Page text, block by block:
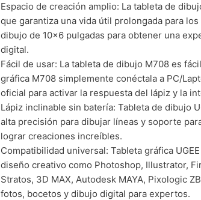
Espacio de creación amplio: La tableta de
que garantiza una vida útil prolongada para
dibujo de 10x6 pulgadas para obtener una
digital.
Fácil de usar: La tableta de dibujo M708 es
gráfica M708 simplemente conéctala a PC/
oficial para activar la respuesta del lápiz y la
Lápiz inclinable sin batería: Tableta de dibujo
alta precisión para dibujar líneas y soporte
lograr creaciones increíbles.
Compatibilidad universal: Tableta gráfica
diseño creativo como Photoshop, Illustrator,
Stratos, 3D MAX, Autodesk MAYA, Pixologic
fotos, bocetos y dibujo digital para expertos.